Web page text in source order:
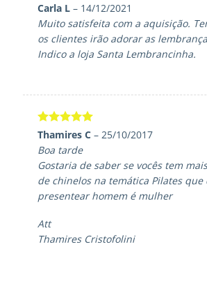
Avaliação5
de 5
Carla L– 14/12/2021
Muito satisfeita com a aquisição.
os clientes irão adorar as
Indico a loja Santa Lembrancinha.
Avaliação5
Thamires C– 25/10/2017
Boa tarde
Gostaria de saber se vocês tem
de chinelos na temática Pilates que
presentear homem é mulher
Att
Thamires Cristofolini